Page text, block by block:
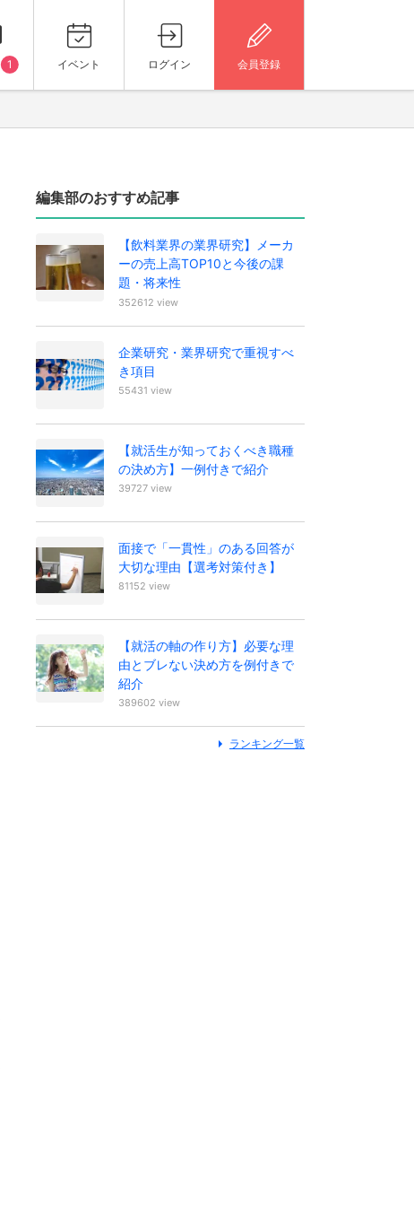
1 イベント ログイン 会員登録
編集部のおすすめ記事
【飲料業界の業界研究】メーカ
ーの売上高TOP10と今後の課
題・将来性
352612 view
企業研究・業界研究で重視すべ
き項目
55431 view
【就活生が知っておくべき職種
の決め方】一例付きで紹介
39727 view
面接で「一貫性」のある回答が
大切な理由【選考対策付き】
81152 view
【就活の軸の作り方】必要な理
由とブレない決め方を例付きで
紹介
389602 view
ランキング一覧